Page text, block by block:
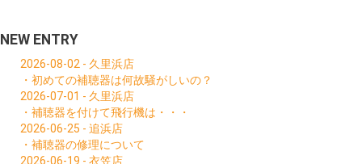
NEW ENTRY
2026-08-02 - 久里浜店
・初めての補聴器は何故騒がしいの？
2026-07-01 - 久里浜店
・補聴器を付けて飛行機は・・・
2026-06-25 - 追浜店
・補聴器の修理について
2026-06-19 - 衣笠店